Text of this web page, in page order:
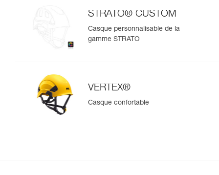
STRATO® CUSTOM
Casque personnalisable de la
gamme STRATO
VERTEX®
Casque confortable